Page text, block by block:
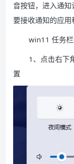
音按钮，进入通
要接收通知的应用
win11 任务
1、点击右下
置